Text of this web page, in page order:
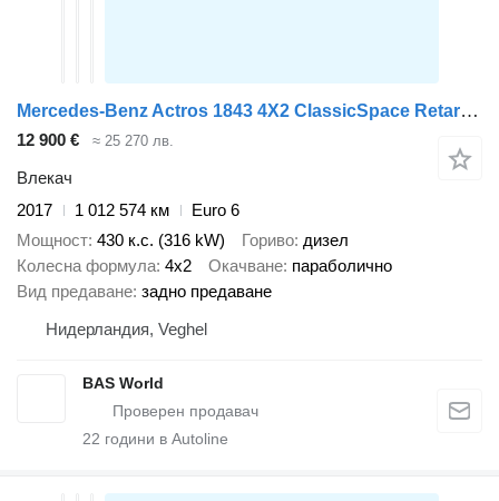
Mercedes-Benz Actros 1843 4X2 ClassicSpace Retarder
12 900 € ≈ 25 270 лв.
Влекач
2017
1 012 574 км
Euro 6
Мощност 430 к.с. (316 kW) Гориво дизел
Колесна формула 4x2 Окачване параболично
Вид предаване задно предаване
Нидерландия, Veghel
BAS World
22 години в Autoline